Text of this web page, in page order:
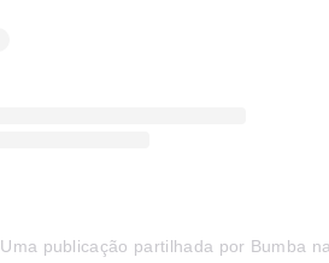
Uma publicação partilhada por Bumba